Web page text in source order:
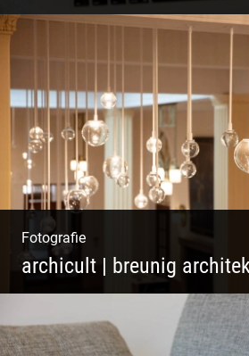
Pint- & Webdesign,
Fotografie
archicult | breunig
Wasser im Fluss der